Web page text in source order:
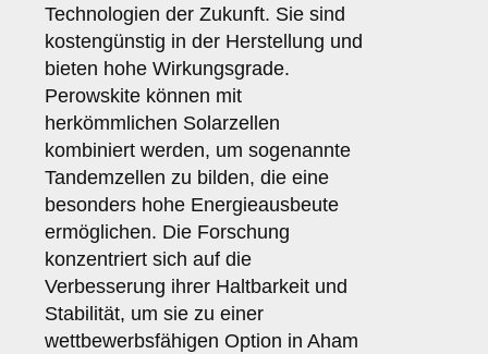
Technologien der Zukunft. Sie sind
kostengünstig in der Herstellung und
bieten hohe Wirkungsgrade.
Perowskite können mit
herkömmlichen Solarzellen
kombiniert werden, um sogenannte
Tandemzellen zu bilden, die eine
besonders hohe Energieausbeute
ermöglichen. Die Forschung
konzentriert sich auf die
Verbesserung ihrer Haltbarkeit und
Stabilität, um sie zu einer
wettbewerbsfähigen Option in Aham